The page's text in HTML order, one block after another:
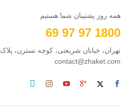
همه روز پشتیبان شما هستیم
1800 97 97 69
تهران، خیابان شریعتی، کوچه نسترن، پلاک 84
contact@zhaket.com